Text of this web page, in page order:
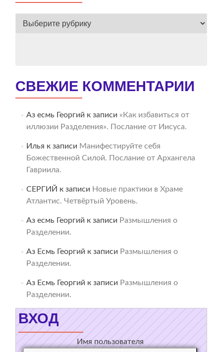
ВЕСЬ
СВЕЖИЕ КОММЕНТАРИИ
Аз есмь Георгий к записи «Как избавиться от
иллюзии Разделения». Послание от Иисуса.
Илья к записи Манифестируйте себя
Божественной Силой. Послание от Архангела
Гавриила.
СЕРГИЙ к записи Новые практики в Храме
Атлантис. Четвёртый Уровень.
Аз есмь Георгий к записи Размышления о
Разделении.
Аз Есмь Георгий к записи Размышления о
Разделении.
Аз Есмь Георгий к записи Размышления о
Разделении.
ВХОД
Имя пользователя